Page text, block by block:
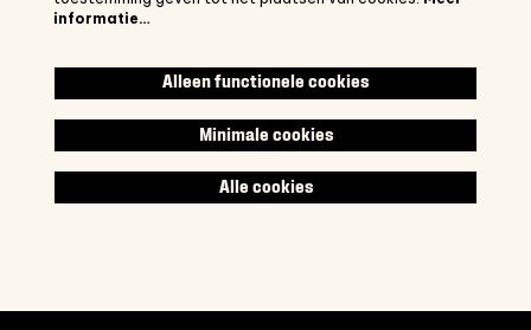
informatie…
Alleen functionele cookies
Minimale cookies
Alle cookies